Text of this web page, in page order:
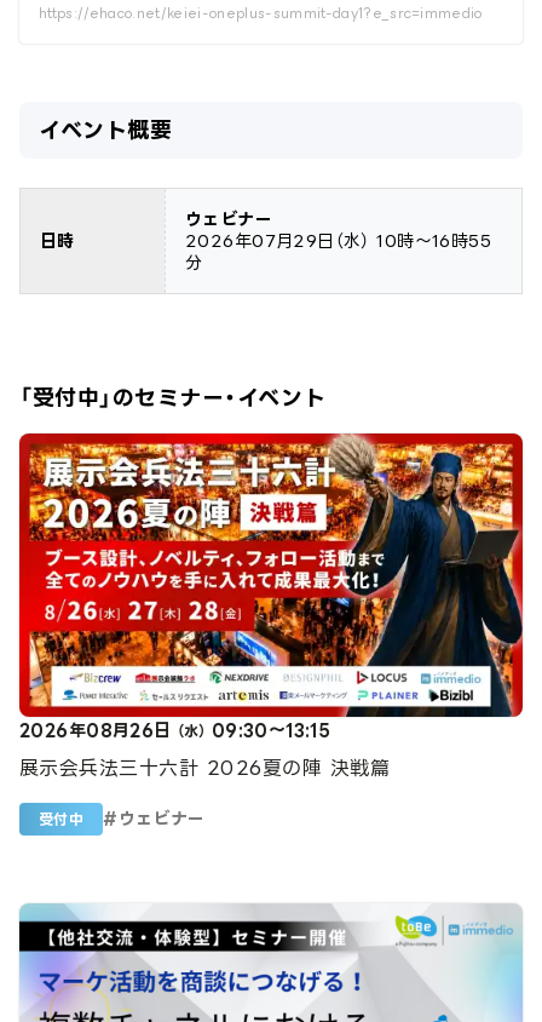
と最新のビジネス戦略を学べます。
https://ehaco.net/keiei-oneplus-summit-day1?e_src=immedio
イベント概要
日時
ウェビナー
2026年07月29日 （水） 10時～16時55
分
「受付中」のセミナー・イベント
2026年08月26日 （水） 09:30～13:15
展示会兵法三十六計 2026夏の陣 決戦篇
受付中 # ウェビナー